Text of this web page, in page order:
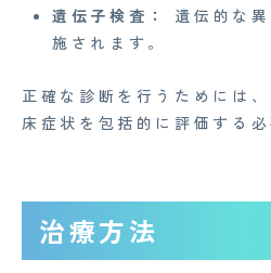
遺伝子検査：
遺伝的な
施されます。
正確な診断を行うためには
床症状を包括的に評価する必
治療方法
Mente for Biz [メンテ]
情報セキュリティ基本方針
特定商取引法に基づく表記